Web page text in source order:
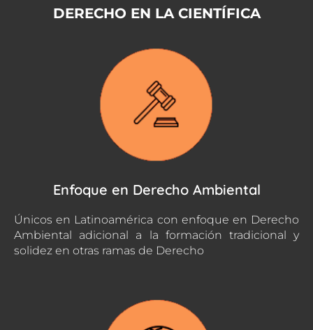
DERECHO EN LA CIENTÍFICA
Enfoque en Derecho Ambiental
Únicos en Latinoamérica con enfoque en Derecho
Ambiental adicional a la formación tradicional y
solidez en otras ramas de Derecho